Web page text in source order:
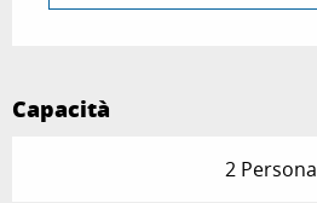
Capacità
2 Persona